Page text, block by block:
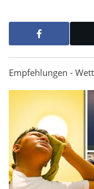
Empfehlungen -